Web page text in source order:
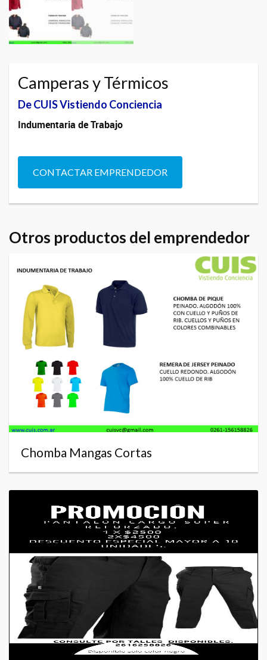
Camperas y Térmicos
De CUIS Vistiendo Conciencia
Indumentaria de Trabajo
CONTACTAR EMPRENDEDOR
Otros productos del emprendedor
Chomba Mangas Cortas